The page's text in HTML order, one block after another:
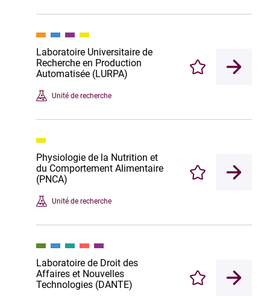
Laboratoire Universitaire de
Recherche en Production
Automatisée (LURPA)
Unité de recherche
Enregistrer
Physiologie de la Nutrition et
du Comportement Alimentaire
(PNCA)
Unité de recherche
Enregistrer
Laboratoire de Droit des
Affaires et Nouvelles
Technologies (DANTE)
Enregistrer